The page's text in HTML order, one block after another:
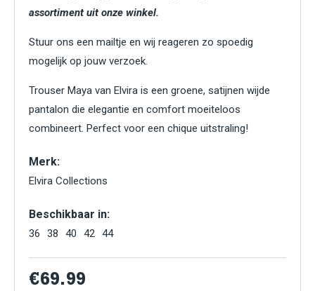
assortiment uit onze winkel.
Stuur ons een mailtje en wij reageren zo spoedig
mogelijk op jouw verzoek.
Trouser Maya van Elvira is een groene, satijnen wijde
pantalon die elegantie en comfort moeiteloos
combineert. Perfect voor een chique uitstraling!
Merk:
Elvira Collections
Beschikbaar in:
36 38 40 42 44
€69.99